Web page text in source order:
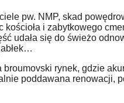
pw. NMP, skad
i zabytkowego
udała się do świeżo
rynek, gdzie
poddawana renowacji,